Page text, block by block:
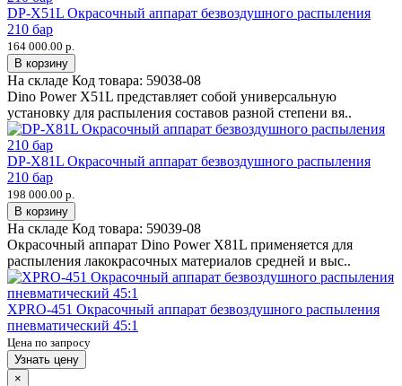
DP-X51L Окрасочный аппарат безвоздушного распыления
210 бар
164 000.00 р.
В корзину
На складе Код товара: 59038-08
Dino Power X51L представляет собой универсальную
установку для распыления составов разной степени вя..
DP-X81L Окрасочный аппарат безвоздушного распыления
210 бар
198 000.00 р.
В корзину
На складе Код товара: 59039-08
Окрасочный аппарат Dino Power X81L применяется для
распыления лакокрасочных материалов средней и выс..
XPRO-451 Окрасочный аппарат безвоздушного распыления
пневматический 45:1
Цена по запросу
Узнать цену
×